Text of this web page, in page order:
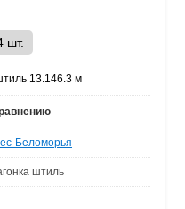
шт.
13.146.3 м
Беломорья
штиль